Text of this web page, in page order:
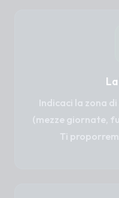
Indicaci la zona
(mezze giornate,
Ti